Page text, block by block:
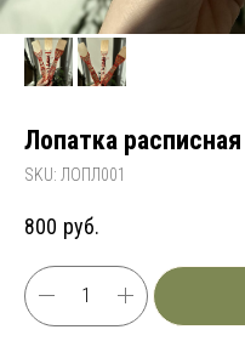
Лопатка расписная
SKU: ЛОПЛ001
800 руб.